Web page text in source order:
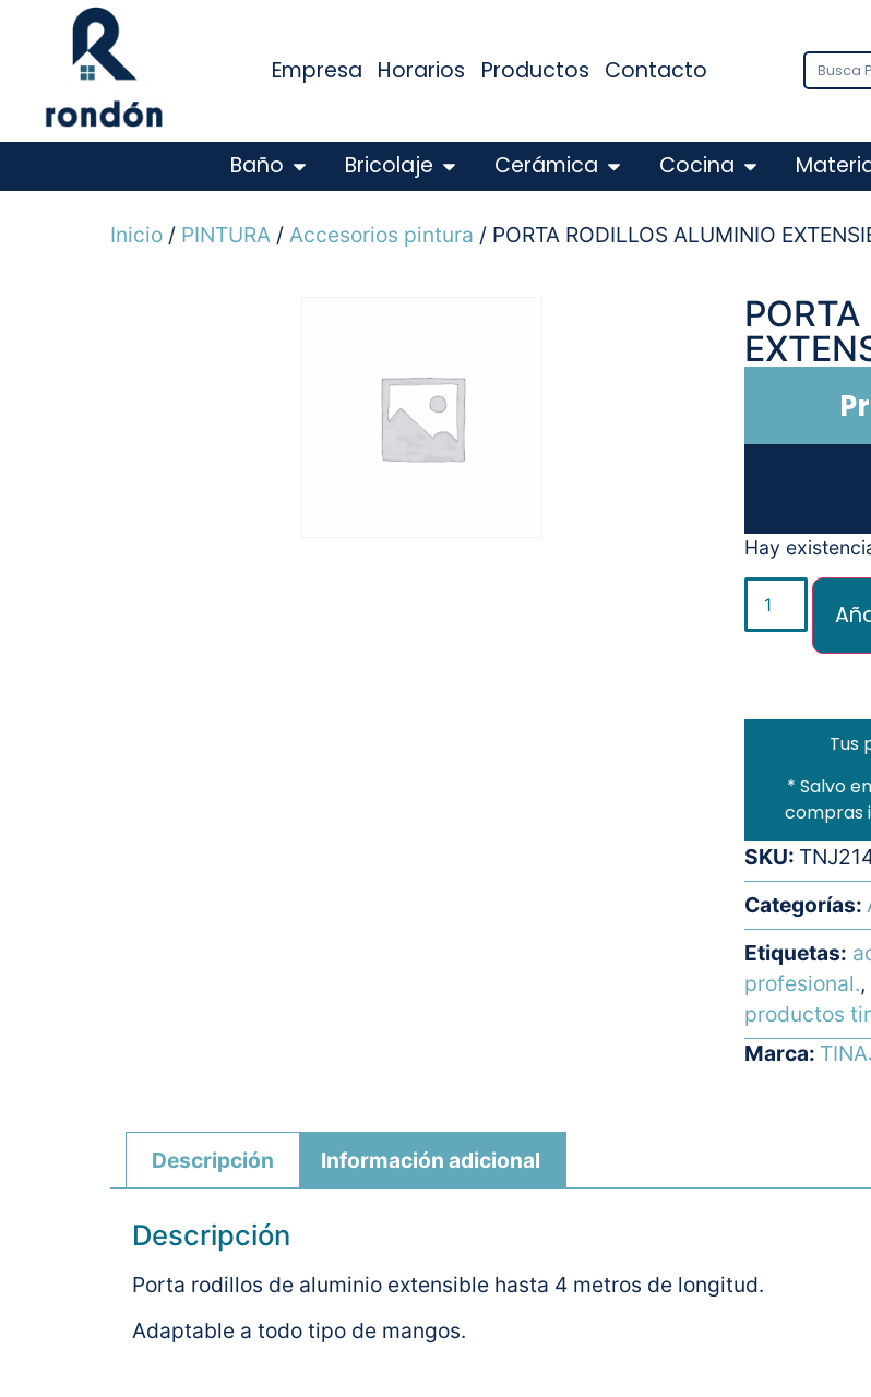
Empresa Horarios Productos Contacto
Baño Bricolaje Cerámica Cocina
Inicio/ PINTURA/ Accesorios pintura / PORTA RODILLOS ALUMINIO
Hay
Tus
* Salvo en
compras
SKU:
Categorías:
Etiquetas:
profesional.,
productos
Marca:
Descripción Información adicional
Descripción
Porta rodillos de aluminio extensible hasta 4 metros de longitud.
Adaptable a todo tipo de mangos.